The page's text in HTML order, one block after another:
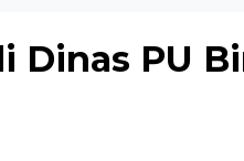
PU